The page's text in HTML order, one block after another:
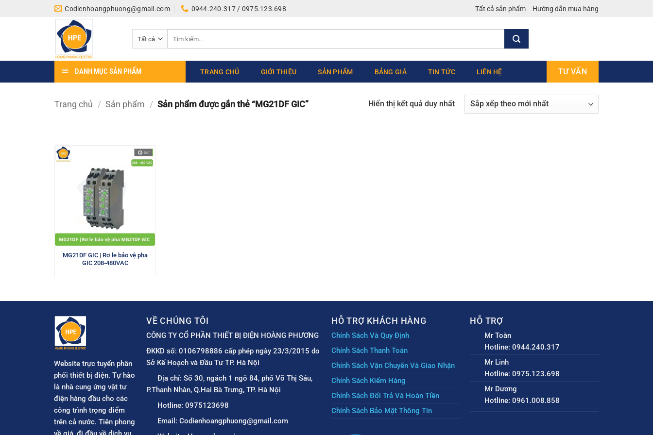
Codienhoangphuong@gmail.com 0944.240.317 / 0975.123.698 Tất cả sản phẩm Hướng dẫn mua hàng
kiếm:
DANH MỤC SẢN PHẨM TRANG CHỦ GIỚI THIỆU SẢN PHẨM BẢNG GIÁ TIN TỨC LIÊN HỆ TƯ VẤN
Trang chủ / Sản phẩm / Sản phẩm được gắn thẻ “MG21DF GIC” Hiển thị kết quả duy nhất
MG21DF GIC | Rơ le bảo vệ pha
GIC 208-480VAC
Website trực tuyến phân
phối thiết bị điện. Tự hào
là nhà cung ứng vật tư
điện hàng đầu cho các
công trình trọng điểm
trên cả nước. Tiên phong
VỀ CHÚNG TÔI
CÔNG TY CỔ PHẦN THIẾT BỊ ĐIỆN HOÀNG PHƯƠNG
ĐKKD số: 0106798886 cấp phép ngày 23/3/2015 do
Sở Kế Hoạch và Đầu Tư TP. Hà Nội
Địa chỉ: Số 30, ngách 1 ngõ 84, phố Võ Thị Sáu,
P.Thanh Nhàn, Q.Hai Bà Trưng, TP. Hà Nội
Hotline: 0975123698
Email: Codienhoangphuong@gmail.com
HỖ TRỢ KHÁCH HÀNG
Chính Sách Và Quy Định
Chính Sách Thanh Toán
Chính Sách Vận Chuyển Và Giao Nhận
Chính Sách Kiểm Hàng
Chính Sách Đổi Trả Và Hoàn Tiền
Chính Sách Bảo Mật Thông Tin
HỖ TRỢ
Mr Toàn
Hotline: 0944.240.317
Mr Linh
Hotline: 0975.123.698
Mr Dương
Hotline: 0961.008.858